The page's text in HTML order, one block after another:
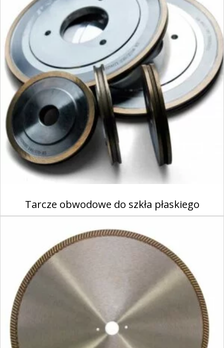
Tarcze obwodowe do szkła płaskiego